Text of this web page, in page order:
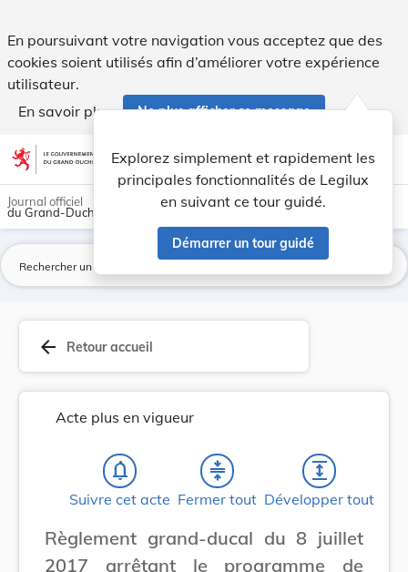
En poursuivant votre navigation vous acceptez que des
cookies soient utilisés afin d’améliorer votre expérience
utilisateur.
En savoir plus
Ne plus afficher ce message
Aller au contenu account_circle help Aide
Explorez simplement et rapidement les
principales fonctionnalités de Legilux
en suivant ce tour guidé.
Démarrer un tour guidé
light_mode dark_mode
Journal officiel
du Grand-Duché de Luxembourg
arrow_back Retour accueil
Acte plus en vigueur
notifications_none
Suivre cet acte
compress
Fermer tout
expand
Développer tout
Règlement grand-ducal du 8 juillet
2017 arrêtant le programme de